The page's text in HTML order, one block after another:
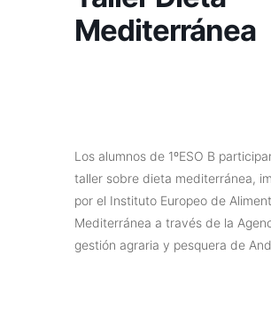
Mediterránea
Los alumnos de 1ºESO B
taller sobre dieta mediterránea,
por el Instituto Europeo de
Mediterránea a través de la
gestión agraria y pesquera de